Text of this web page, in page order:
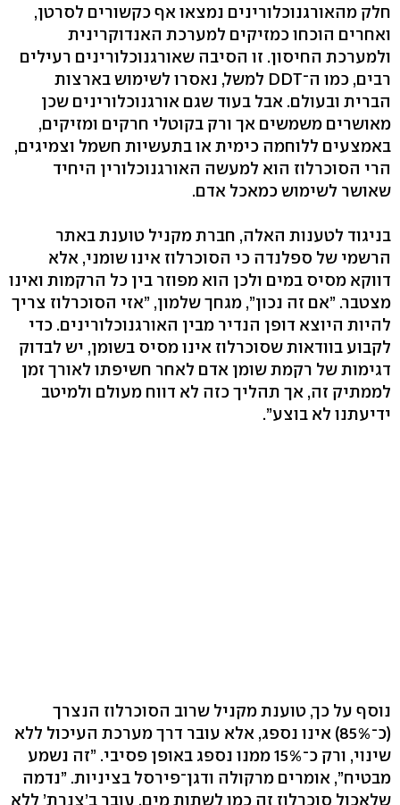
חלק מהאורגנוכלורינים נמצאו אף כקשורים לסרטן,
ואחרים הוכחו כמזיקים למערכת האנדוקרינית
ולמערכת החיסון. זו הסיבה שאורגנוכלורינים רעילים
רבים, כמו ה־DDT למשל, נאסרו לשימוש בארצות
הברית ובעולם. אבל בעוד שגם אורגנוכלורינים שכן
מאושרים משמשים אך ורק בקוטלי חרקים ומזיקים,
באמצעים ללוחמה כימית או בתעשיות חשמל וצמיגים,
הרי הסוכרלוז הוא למעשה האורגנוכלורין היחיד
שאושר לשימוש כמאכל אדם.
בניגוד לטענות האלה, חברת מקניל טוענת באתר
הרשמי של ספלנדה כי הסוכרלוז אינו שומני, אלא
דווקא מסיס במים ולכן הוא מפוזר בין כל הרקמות ואינו
מצטבר. ”אם זה נכון”, מגחך שלמון, ”אזי הסוכרלוז צריך
להיות היוצא דופן הנדיר מבין האורגנוכלורינים. כדי
לקבוע בוודאות שסוכרלוז אינו מסיס בשומן, יש לבדוק
דגימות של רקמת שומן אדם לאחר חשיפתו לאורך זמן
לממתיק זה, אך תהליך כזה לא דווח מעולם ולמיטב
ידיעתנו לא בוצע”.
נוסף על כך, טוענת מקניל שרוב הסוכרלוז הנצרך
(כ־85%) אינו נספג, אלא עובר דרך מערכת העיכול ללא
שינוי, ורק כ־15% ממנו נספג באופן פסיבי. ”זה נשמע
מבטיח”, אומרים מרקולה ודגן־פירסל בציניות. ”נדמה
שלאכול סוכרלוז זה כמו לשתות מים. עובר ב’צנרת’ ללא